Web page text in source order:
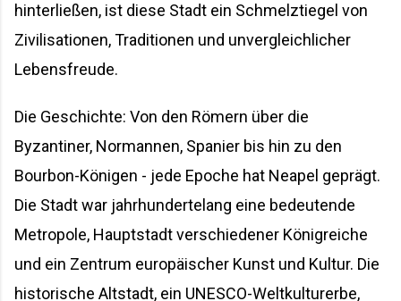
hinterließen, ist diese Stadt ein Schmelztiegel von
Zivilisationen, Traditionen und unvergleichlicher
Lebensfreude.
Die Geschichte: Von den Römern über die
Byzantiner, Normannen, Spanier bis hin zu den
Bourbon-Königen - jede Epoche hat Neapel geprägt.
Die Stadt war jahrhundertelang eine bedeutende
Metropole, Hauptstadt verschiedener Königreiche
und ein Zentrum europäischer Kunst und Kultur. Die
historische Altstadt, ein UNESCO-Weltkulturerbe,